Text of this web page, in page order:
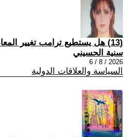
(13) هل يستطيع ترامب تغيير المعادلة في غزة؟
سنية الحسيني
2026 / 8 / 6
السياسة والعلاقات الدولية